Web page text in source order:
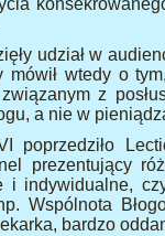
udział w
wtedy o
z
a nie w
poprzedziło
prezentujący
i indywidualne,
Wspólnota
bardzo